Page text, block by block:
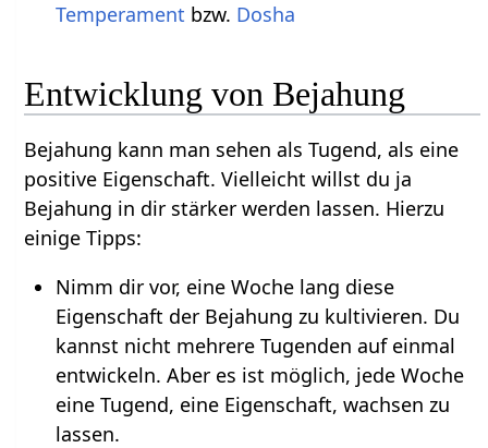
Temperament bzw. Dosha
Entwicklung von Bejahung
Bejahung kann man sehen als Tugend, als eine
positive Eigenschaft. Vielleicht willst du ja
Bejahung in dir stärker werden lassen. Hierzu
einige Tipps:
Nimm dir vor, eine Woche lang diese
Eigenschaft der Bejahung zu kultivieren. Du
kannst nicht mehrere Tugenden auf einmal
entwickeln. Aber es ist möglich, jede Woche
eine Tugend, eine Eigenschaft, wachsen zu
lassen.